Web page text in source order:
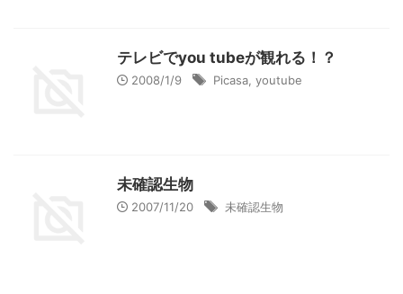
テレビでyou tubeが観れる！？
2008/1/9 Picasa youtube
未確認生物
2007/11/20 未確認生物